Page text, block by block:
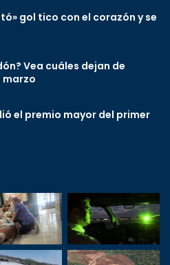
gol tico con el corazón y se
Vea cuáles dejan de
marzo
el premio mayor del primer